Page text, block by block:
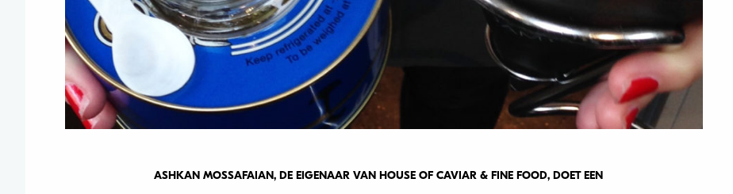
ASHKAN MOSSAFAIAN, DE EIGENAAR VAN HOUSE OF CAVIAR & FINE FOOD, DOET EEN